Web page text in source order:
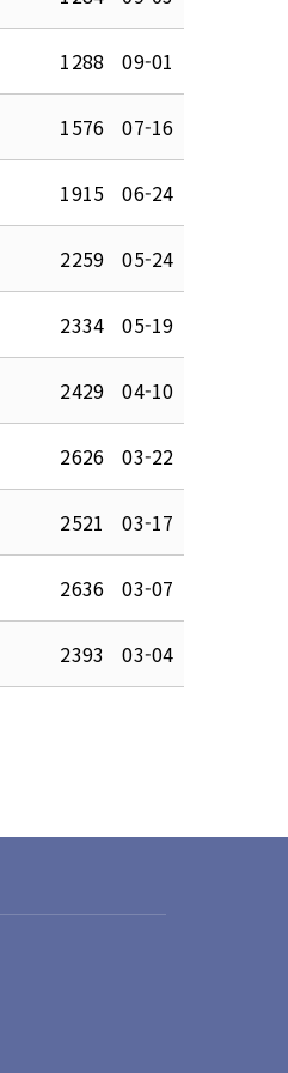
1288 09-01
1576 07-16
1915 06-24
2259 05-24
2334 05-19
2429 04-10
2626 03-22
2521 03-17
2636 03-07
2393 03-04